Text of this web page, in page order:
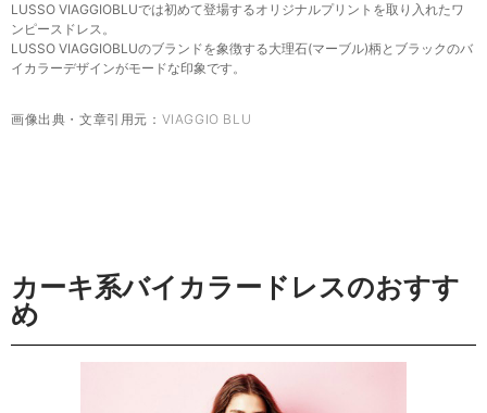
LUSSO VIAGGIOBLUでは初めて登場するオリジナルプリントを取り入れたワ
ンピースドレス。
LUSSO VIAGGIOBLUのブランドを象徴する大理石(マーブル)柄とブラックのバ
イカラーデザインがモードな印象です。
画像出典・文章引用元： VIAGGIO BLU
カーキ系バイカラードレスのおすす
め